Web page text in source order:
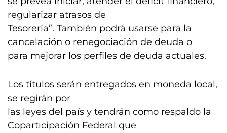
regularizar atrasos de
Tesorería”. También podrá usarse para la
cancelación o renegociación de deuda o
para mejorar los perfiles de deuda actuales.
Los títulos serán entregados en moneda local,
se regirán por
las leyes del país y tendrán como respaldo la
Coparticipación Federal que